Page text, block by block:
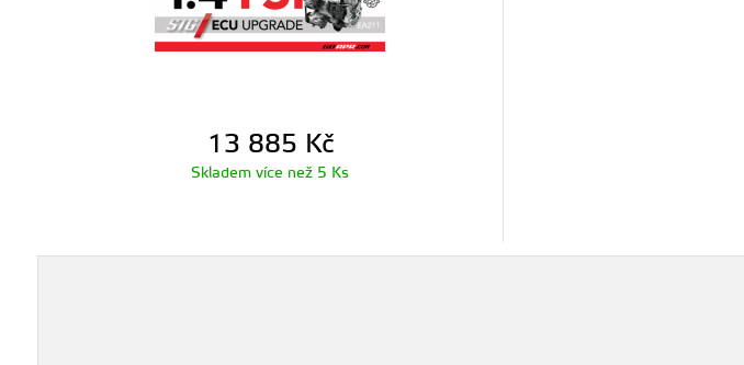
13 885 Kč
Skladem více než 5 Ks